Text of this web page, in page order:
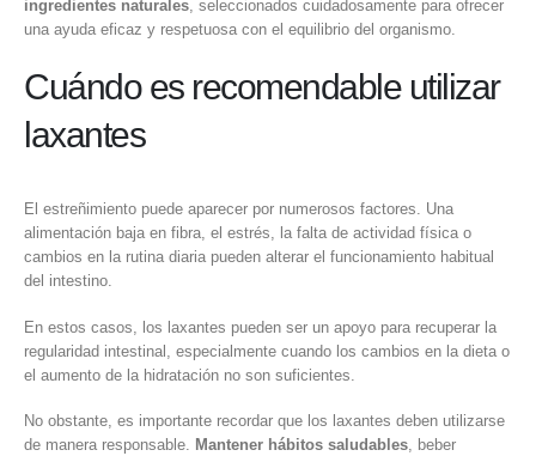
ingredientes naturales , seleccionados cuidadosamente para ofrecer
una ayuda eficaz y respetuosa con el equilibrio del organismo.
Cuándo es recomendable utilizar
laxantes
El estreñimiento puede aparecer por numerosos factores. Una
alimentación baja en fibra, el estrés, la falta de actividad física o
cambios en la rutina diaria pueden alterar el funcionamiento habitual
del intestino.
En estos casos, los laxantes pueden ser un apoyo para recuperar la
regularidad intestinal, especialmente cuando los cambios en la dieta o
el aumento de la hidratación no son suficientes.
No obstante, es importante recordar que los laxantes deben utilizarse
de manera responsable. Mantener hábitos saludables, beber